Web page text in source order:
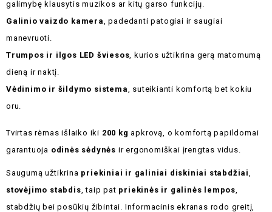
galimybę klausytis muzikos ar kitų garso funkcijų.
Galinio vaizdo kamera , padedanti patogiai ir saugiai
manevruoti.
Trumpos ir ilgos LED šviesos , kurios užtikrina gerą matomumą
dieną ir naktį.
Vėdinimo ir šildymo sistema
, suteikianti komfortą bet kokiu
oru.
Tvirtas rėmas išlaiko iki 200 kg apkrovą, o komfortą papildomai
garantuoja odinės sėdynės ir ergonomiškai įrengtas vidus.
Saugumą užtikrina priekiniai ir galiniai diskiniai stabdžiai
stovėjimo stabdis , taip pat priekinės ir galinės lempos
stabdžių bei posūkių žibintai. Informacinis ekranas rodo greitį,